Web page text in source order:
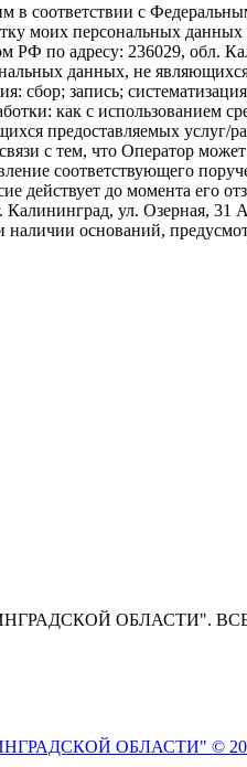
в соответствии с
моих
РФ по адресу: 236029, обл.
данных, не
запись;
как с использованием
предоставляемых
с тем, что Оператор
соответствующего
действует до момента его
Калининград, ул. Озерная,
наличии оснований,
ОБЛАСТИ".
ОБЛАСТИ" ©